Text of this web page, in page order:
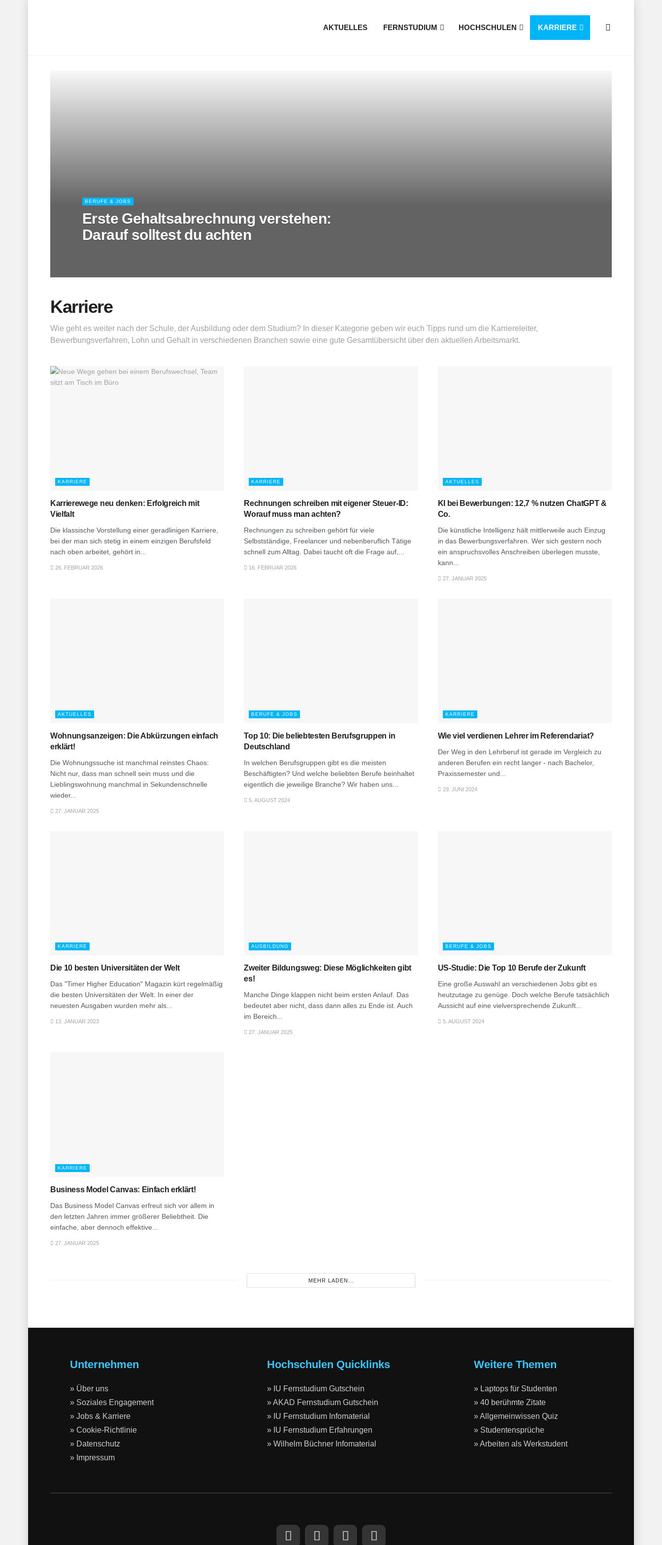
AKTUELLES FERNSTUDIUM HOCHSCHULEN KARRIERE
BERUFE & JOBS
Erste Gehaltsabrechnung verstehen:
Darauf solltest du achten
Karriere
Wie geht es weiter nach der Schule, der Ausbildung oder dem Studium? In dieser Kategorie geben wir euch Tipps rund um die Karriereleiter,
Bewerbungsverfahren, Lohn und Gehalt in verschiedenen Branchen sowie eine gute Gesamtübersicht über den aktuellen Arbeitsmarkt.
KARRIERE
Karrierewege neu denken: Erfolgreich mit
Vielfalt
Die klassische Vorstellung einer geradlinigen Karriere,
bei der man sich stetig in einem einzigen Berufsfeld
nach oben arbeitet, gehört in...
26. FEBRUAR 2026
KARRIERE
Rechnungen schreiben mit eigener Steuer-ID:
Worauf muss man achten?
Rechnungen zu schreiben gehört für viele
Selbstständige, Freelancer und nebenberuflich Tätige
schnell zum Alltag. Dabei taucht oft die Frage auf,...
16. FEBRUAR 2026
AKTUELLES
KI bei Bewerbungen: 12,7 % nutzen ChatGPT &
Co.
Die künstliche Intelligenz hält mittlerweile auch Einzug
in das Bewerbungsverfahren. Wer sich gestern noch
ein anspruchsvolles Anschreiben überlegen musste,
kann...
27. JANUAR 2025
AKTUELLES
Wohnungsanzeigen: Die Abkürzungen einfach
erklärt!
Die Wohnungssuche ist manchmal reinstes Chaos:
Nicht nur, dass man schnell sein muss und die
Lieblingswohnung manchmal in Sekundenschnelle
wieder...
27. JANUAR 2025
BERUFE & JOBS
Top 10: Die beliebtesten Berufsgruppen in
Deutschland
In welchen Berufsgruppen gibt es die meisten
Beschäftigten? Und welche beliebten Berufe beinhaltet
eigentlich die jeweilige Branche? Wir haben uns...
5. AUGUST 2024
KARRIERE
Wie viel verdienen Lehrer im Referendariat?
Der Weg in den Lehrberuf ist gerade im Vergleich zu
anderen Berufen ein recht langer - nach Bachelor,
Praxissemester und...
29. JUNI 2024
KARRIERE
Die 10 besten Universitäten der Welt
Das "Timer Higher Education" Magazin kürt regelmäßig
die besten Universitäten der Welt. In einer der
neuesten Ausgaben wurden mehr als...
13. JANUAR 2023
AUSBILDUNG
Zweiter Bildungsweg: Diese Möglichkeiten gibt
es!
Manche Dinge klappen nicht beim ersten Anlauf. Das
bedeutet aber nicht, dass dann alles zu Ende ist. Auch
im Bereich...
27. JANUAR 2025
BERUFE & JOBS
US-Studie: Die Top 10 Berufe der Zukunft
Eine große Auswahl an verschiedenen Jobs gibt es
heutzutage zu genüge. Doch welche Berufe tatsächlich
Aussicht auf eine vielversprechende Zukunft...
5. AUGUST 2024
KARRIERE
Business Model Canvas: Einfach erklärt!
Das Business Model Canvas erfreut sich vor allem in
den letzten Jahren immer größerer Beliebtheit. Die
einfache, aber dennoch effektive...
27. JANUAR 2025
MEHR LADEN...
Unternehmen
» Über uns
» Soziales Engagement
» Jobs & Karriere
» Cookie-Richtlinie
» Datenschutz
» Impressum
Hochschulen Quicklinks
» IU Fernstudium Gutschein
» AKAD Fernstudium Gutschein
» IU Fernstudium Infomaterial
» IU Fernstudium Erfahrungen
» Wilhelm Büchner Infomaterial
Weitere Themen
» Laptops für Studenten
» 40 berühmte Zitate
» Allgemeinwissen Quiz
» Studentensprüche
» Arbeiten als Werkstudent